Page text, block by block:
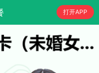
打开APP